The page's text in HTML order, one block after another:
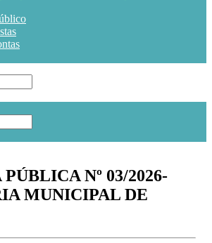
Nº 03/2026-
MUNICIPAL DE